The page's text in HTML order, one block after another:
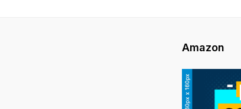
Amazon